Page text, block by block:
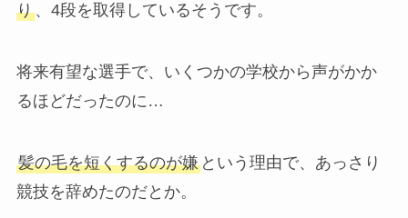
り、4段を取得しているそうです。
将来有望な選手で、いくつかの学校から声がかか
るほどだったのに…
髪の毛を短くするのが嫌という理由で、あっさり
競技を辞めたのだとか。